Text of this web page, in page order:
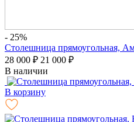
- 25%
Столешница прямоугольная,
28 000 ₽ 21 000 ₽
В наличии
В корзину